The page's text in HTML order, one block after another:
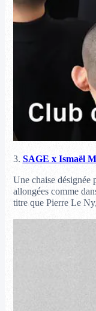
3. SAGE x Ismaël
Une chaise désignée
allongées comme
titre que Pierre Le